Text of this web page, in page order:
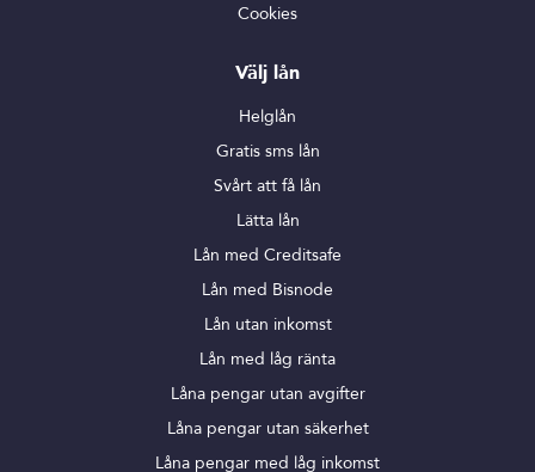
Cookies
Välj lån
Helglån
Gratis sms lån
Svårt att få lån
Lätta lån
Lån med Creditsafe
Lån med Bisnode
Lån utan inkomst
Lån med låg ränta
Låna pengar utan avgifter
Låna pengar utan säkerhet
Låna pengar med låg inkomst